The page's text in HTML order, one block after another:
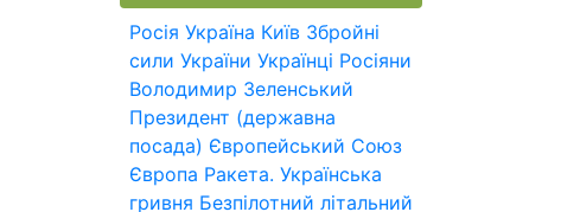
Росія Україна Київ Збройні
сили України Українці Росіяни
Володимир Зеленський
Президент (державна
посада) Європейський Союз
Європа Ракета. Українська
гривня Безпілотний літальний